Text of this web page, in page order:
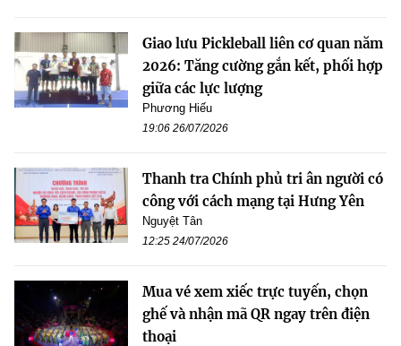
Giao lưu Pickleball liên cơ quan năm
2026: Tăng cường gắn kết, phối hợp
giữa các lực lượng
Phương Hiếu
19:06 26/07/2026
Thanh tra Chính phủ tri ân người có
công với cách mạng tại Hưng Yên
Nguyệt Tân
12:25 24/07/2026
Mua vé xem xiếc trực tuyến, chọn
ghế và nhận mã QR ngay trên điện
thoại